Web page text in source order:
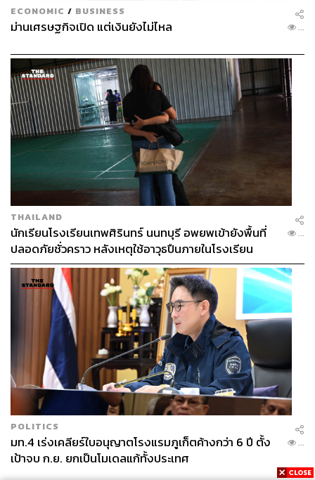
ECONOMIC / BUSINESS
ม่านเศรษฐกิจเปิด แต่เงินยังไม่ไหล ...
THAILAND
นักเรียนโรงเรียนเทพศิรินทร์ นนทบุรี อพยพเข้ายังพื้นที่
ปลอดภัยชั่วคราว หลังเหตุใช้อาวุธปืนภายในโรงเรียน
คลี่คลาย
...
POLITICS
มท.4 เร่งเคลียร์ใบอนุญาตโรงแรมภูเก็ตค้างกว่า 6 ปี ตั้ง
เป้าจบ ก.ย. ยกเป็นโมเดลแก้ทั้งประเทศ
...